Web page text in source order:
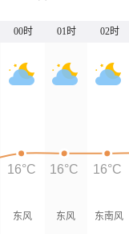
00时 01时 02时
东风 东风 东南风
16°C 16°C 16°C